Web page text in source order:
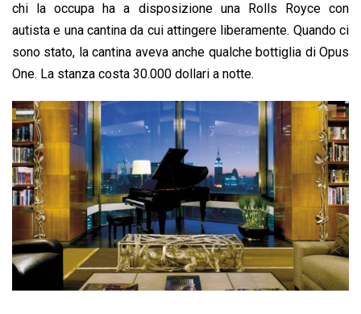
chi la occupa ha a disposizione una Rolls Royce con
autista e una cantina da cui attingere liberamente. Quando ci
sono stato, la cantina aveva anche qualche bottiglia di Opus
One. La stanza costa 30.000 dollari a notte.